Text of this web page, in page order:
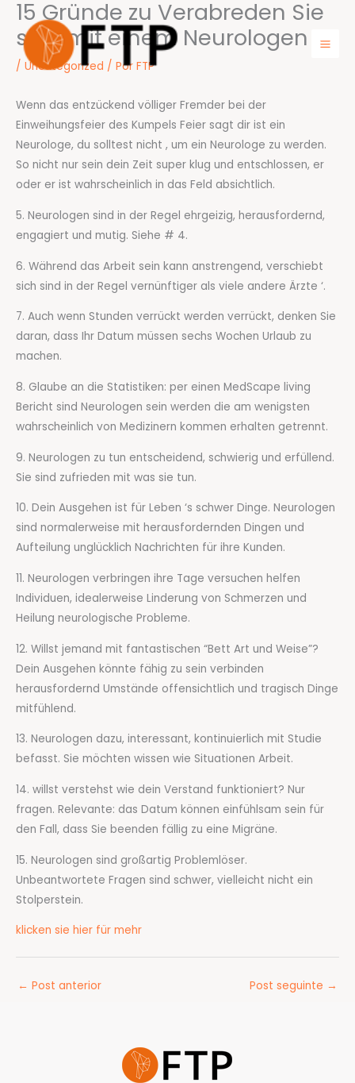
conteúdo
15 Gründe zu Verabreden Sie
sich mit einem Neurologen
/ Uncategorized / Por FTP
Wenn das entzückend völliger Fremder bei der
Einweihungsfeier des Kumpels Feier sagt dir ist ein
Neurologe, du solltest nicht , um ein Neurologe zu werden.
So nicht nur sein dein Zeit super klug und entschlossen, er
oder er ist wahrscheinlich in das Feld absichtlich.
5. Neurologen sind in der Regel ehrgeizig, herausfordernd,
engagiert und mutig. Siehe # 4.
6. Während das Arbeit sein kann anstrengend, verschiebt
sich sind in der Regel vernünftiger als viele andere Ärzte ‘.
7. Auch wenn Stunden verrückt werden verrückt, denken Sie
daran, dass Ihr Datum müssen sechs Wochen Urlaub zu
machen.
8. Glaube an die Statistiken: per einen MedScape living
Bericht sind Neurologen sein werden die am wenigsten
wahrscheinlich von Medizinern kommen erhalten getrennt.
9. Neurologen zu tun entscheidend, schwierig und erfüllend.
Sie sind zufrieden mit was sie tun.
10. Dein Ausgehen ist für Leben ‘s schwer Dinge. Neurologen
sind normalerweise mit herausfordernden Dingen und
Aufteilung unglücklich Nachrichten für ihre Kunden.
11. Neurologen verbringen ihre Tage versuchen helfen
Individuen, idealerweise Linderung von Schmerzen und
Heilung neurologische Probleme.
12. Willst jemand mit fantastischen “Bett Art und Weise”?
Dein Ausgehen könnte fähig zu sein verbinden
herausfordernd Umstände offensichtlich und tragisch Dinge
mitfühlend.
13. Neurologen dazu, interessant, kontinuierlich mit Studie
befasst. Sie möchten wissen wie Situationen Arbeit.
14. willst verstehst wie dein Verstand funktioniert? Nur
fragen. Relevante: das Datum können einfühlsam sein für
den Fall, dass Sie beenden fällig zu eine Migräne.
15. Neurologen sind großartig Problemlöser.
Unbeantwortete Fragen sind schwer, vielleicht nicht ein
Stolperstein.
klicken sie hier für mehr
← Post anterior Post seguinte →